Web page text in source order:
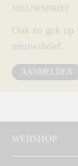
NIEUWSBRIEF
Ook zo gek op
nieuwsbrief.
AANMELDEN
WEBSHOP